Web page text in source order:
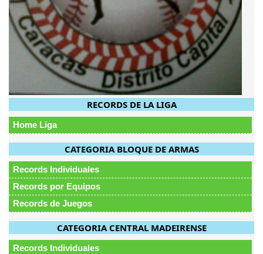
RECORDS DE LA LIGA
Home Liga
CATEGORIA BLOQUE DE ARMAS
Records Individuales
Records por Equipos
Records de Juegos
CATEGORIA CENTRAL MADEIRENSE
Records Individuales